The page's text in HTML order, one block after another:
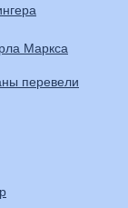
Маркса
перевели